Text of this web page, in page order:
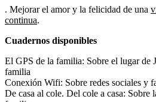
. Mejorar el amor y la felicidad de una
continua.
Cuadernos disponibles
El GPS de la familia: Sobre el lugar de
familia
Conexión Wifi: Sobre redes sociales y
De casa al cole. Del cole a casa: Sobre